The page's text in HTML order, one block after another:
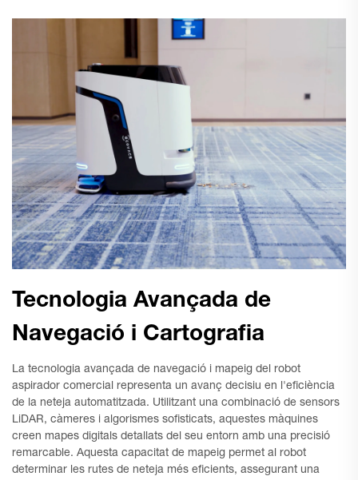
Tecnologia Avançada de
Navegació i Cartografia
La tecnologia avançada de navegació i mapeig del robot
aspirador comercial representa un avanç decisiu en l'eficiència
de la neteja automatitzada. Utilitzant una combinació de sensors
LiDAR, càmeres i algorismes sofisticats, aquestes màquines
creen mapes digitals detallats del seu entorn amb una precisió
remarcable. Aquesta capacitat de mapeig permet al robot
determinar les rutes de neteja més eficients, assegurant una